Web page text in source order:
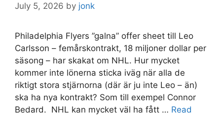
July 5, 2026 by jonk
Philadelphia Flyers ”galna” offer sheet till Leo
Carlsson – femårskontrakt, 18 miljoner dollar per
säsong – har skakat om NHL. Hur mycket
kommer inte lönerna sticka iväg när alla de
riktigt stora stjärnorna (där är ju inte Leo – än)
ska ha nya kontrakt? Som till exempel Connor
Bedard. NHL kan mycket väl ha fått … Read